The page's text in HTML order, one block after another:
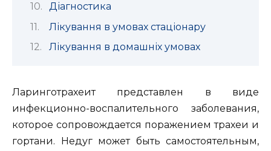
Діагностика
Лікування в умовах стаціонару
Лікування в домашніх умовах
Ларинготрахеит представлен в виде
инфекционно-воспалительного заболевания,
которое сопровождается поражением трахеи и
гортани. Недуг может быть самостоятельным,